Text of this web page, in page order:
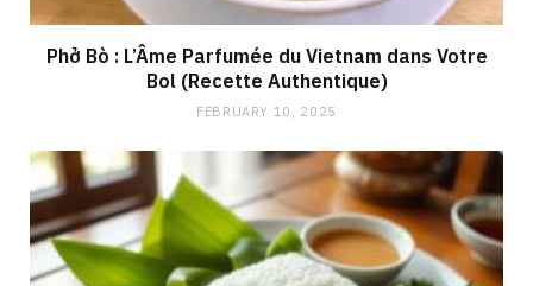
Phở Bò : L’Âme Parfumée du Vietnam dans Votre
Bol (Recette Authentique)
FEBRUARY 10, 2025